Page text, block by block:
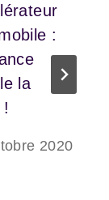
:
la
2020